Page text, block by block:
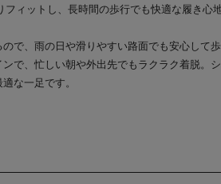
ィットし、長時間の歩行でも快適な履き心
で、雨の日や滑りやすい路面でも安心して歩
で、忙しい朝や外出先でもラクラク着脱。
な一足です。